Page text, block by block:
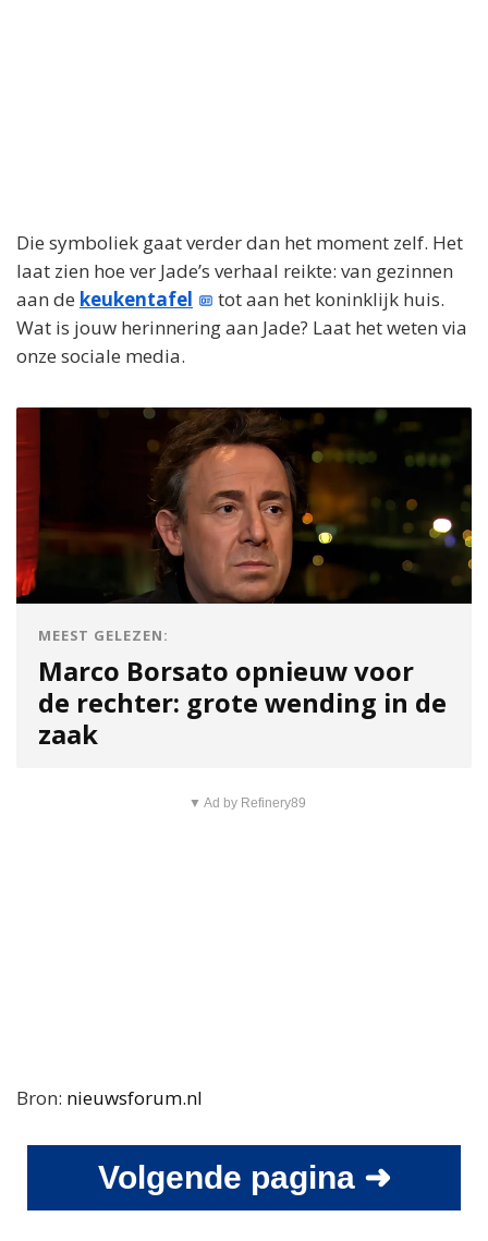
Die symboliek gaat verder dan het moment zelf. Het
laat zien hoe ver Jade’s verhaal reikte: van gezinnen
aan de keukentafel
tot aan het koninklijk huis.
Wat is jouw herinnering aan Jade? Laat het weten via
onze sociale media.
MEEST GELEZEN:
Marco Borsato opnieuw voor
de rechter: grote wending in de
zaak
▼ Ad by Refinery89
Bron: nieuwsforum.nl
Volgende pagina ➜